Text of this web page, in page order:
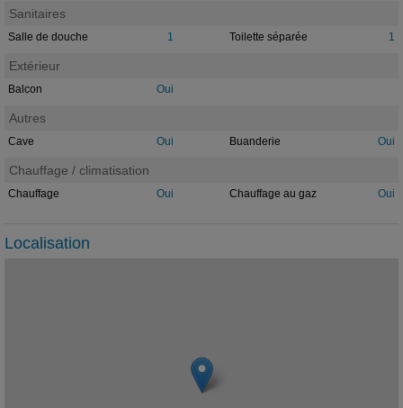
Sanitaires
Salle de douche 1 Toilette séparée 1
Extérieur
Balcon Oui
Autres
Cave Oui Buanderie Oui
Chauffage / climatisation
Chauffage Oui Chauffage au gaz Oui
Localisation